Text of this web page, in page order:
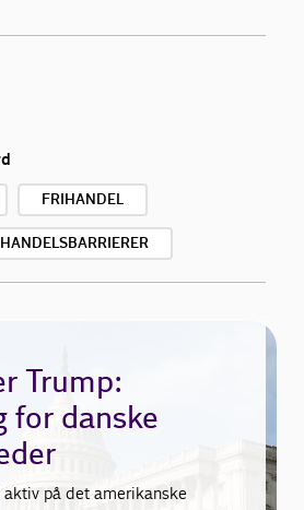
FRIHANDEL
HANDELSBARRIERER
Trump:
for danske
på det amerikanske